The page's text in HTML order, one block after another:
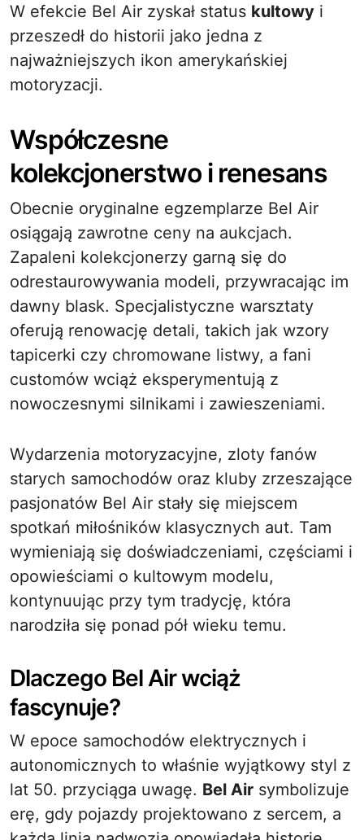
W efekcie Bel Air zyskał status kultowy i
przeszedł do historii jako jedna z
najważniejszych ikon amerykańskiej
motoryzacji.
Współczesne
kolekcjonerstwo i renesans
Obecnie oryginalne egzemplarze Bel Air
osiągają zawrotne ceny na aukcjach.
Zapaleni kolekcjonerzy garną się do
odrestaurowywania modeli, przywracając im
dawny blask. Specjalistyczne warsztaty
oferują renowację detali, takich jak wzory
tapicerki czy chromowane listwy, a fani
customów wciąż eksperymentują z
nowoczesnymi silnikami i zawieszeniami.
Wydarzenia motoryzacyjne, zloty fanów
starych samochodów oraz kluby zrzeszające
pasjonatów Bel Air stały się miejscem
spotkań miłośników klasycznych aut. Tam
wymieniają się doświadczeniami, częściami i
opowieściami o kultowym modelu,
kontynuując przy tym tradycję, która
narodziła się ponad pół wieku temu.
Dlaczego Bel Air wciąż
fascynuje?
W epoce samochodów elektrycznych i
autonomicznych to właśnie wyjątkowy styl z
lat 50. przyciąga uwagę. Bel Air symbolizuje
erę, gdy pojazdy projektowano z sercem, a